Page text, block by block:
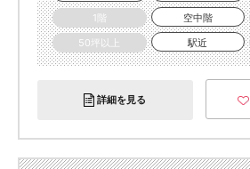
1階
空中階
50坪以上
駅近
詳細を見る